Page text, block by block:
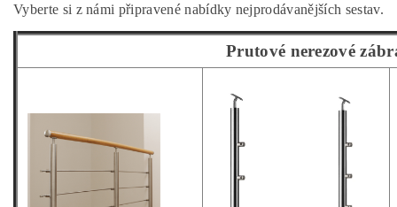
Vyberte si z námi připravené nabídky nejprodávanějších sestav.
Prutové nerezové